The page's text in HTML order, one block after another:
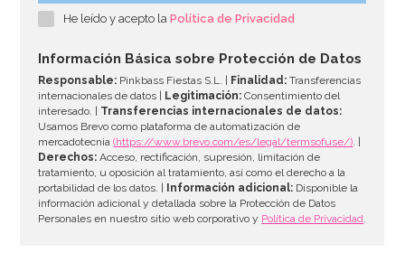
AÑADIR
He leído y acepto laPolítica de Privacidad
Información Básica sobre Protección de Datos
Responsable: Pinkbass Fiestas S.L. | Finalidad: Transferencias
internacionales de datos |
Legitimación: Consentimiento del
interesado. | Transferencias internacionales de datos:
Usamos Brevo como plataforma de automatización de
mercadotecnia(https://www.brevo.com/es/legal/termsofuse/). |
Derechos: Acceso, rectificación, supresión, limitación de
tratamiento, u oposición al tratamiento, así como el derecho a la
portabilidad de los datos. |
Información adicional: Disponible la
información adicional y detallada sobre la Protección de Datos
Personales en nuestro sitio web corporativo y Política de Privacidad.